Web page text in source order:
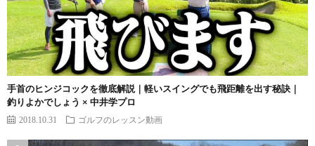
手首のヒンジコックを徹底解説｜軽いスイングでも飛距離を出す秘訣｜
釣りよかでしょう × 中井学プロ
2018.10.31 ゴルフのレッスン動画